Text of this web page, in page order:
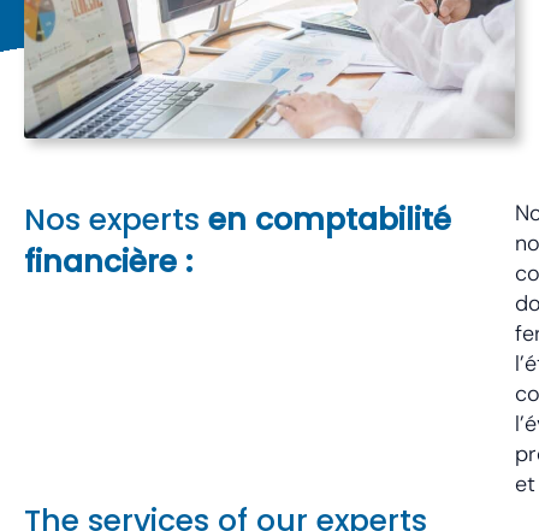
Nos experts en comptabilité
financière :
et
The services of our experts